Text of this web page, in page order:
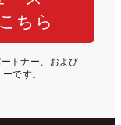
ちら
トナー、および
です。